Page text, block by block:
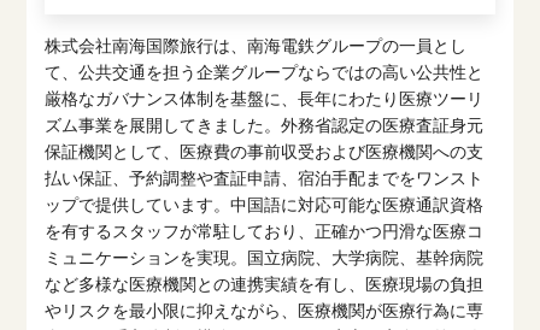
株式会社南海国際旅行は、南海電鉄グループの一員とし
て、公共交通を担う企業グループならではの高い公共性と
厳格なガバナンス体制を基盤に、長年にわたり医療ツーリ
ズム事業を展開してきました。外務省認定の医療査証身元
保証機関として、医療費の事前収受および医療機関への支
払い保証、予約調整や査証申請、宿泊手配までをワンスト
ップで提供しています。中国語に対応可能な医療通訳資格
を有するスタッフが常駐しており、正確かつ円滑な医療コ
ミュニケーションを実現。国立病院、大学病院、基幹病院
など多様な医療機関との連携実績を有し、医療現場の負担
やリスクを最小限に抑えながら、医療機関が医療行為に専